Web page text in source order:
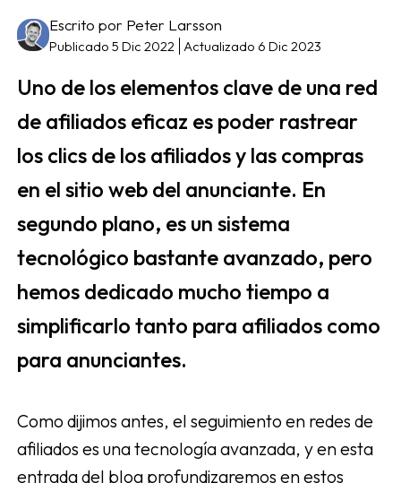
Escrito por Peter Larsson
Publicado 5 Dic 2022 Actualizado 6 Dic 2023
Uno de los elementos clave de una red
de afiliados eficaz es poder rastrear
los clics de los afiliados y las compras
en el sitio web del anunciante. En
segundo plano, es un sistema
tecnológico bastante avanzado, pero
hemos dedicado mucho tiempo a
simplificarlo tanto para afiliados como
para anunciantes.
Como dijimos antes, el seguimiento en redes de
afiliados es una tecnología avanzada, y en esta
entrada del blog profundizaremos en estos